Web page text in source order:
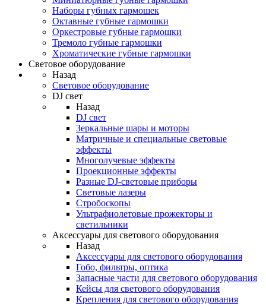
Наборы губных гармошек
Октавные губные гармошки
Оркестровые губные гармошки
Тремоло губные гармошки
Хроматические губные гармошки
Световое оборудование
Назад
Световое оборудование
DJ свет
Назад
DJ свет
Зеркальные шары и моторы
Матричные и специальные световые
эффекты
Многолучевые эффекты
Проекционные эффекты
Разные DJ-световые приборы
Световые лазеры
Стробоскопы
Ультрафиолетовые прожекторы и
светильники
Аксессуары для светового оборудования
Назад
Аксессуары для светового оборудования
Гобо, фильтры, оптика
Запасные части для светового оборудования
Кейсы для светового оборудования
Крепления для светового оборудования